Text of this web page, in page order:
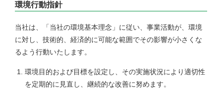
環境行動指針
当社は、「当社の環境基本理念」に従い、事業活動が、環境
に対し、技術的、経済的に可能な範囲でその影響が小さくな
るよう行動いたします。
環境目的および目標を設定し、その実施状況により適切性
を定期的に見直し、継続的な改善に努めます。